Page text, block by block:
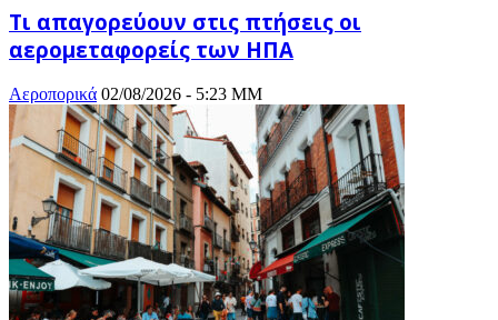
Τι απαγορεύουν στις πτήσεις οι
αερομεταφορείς των ΗΠΑ
Αεροπορικά 02/08/2026 - 5:23 ΜΜ